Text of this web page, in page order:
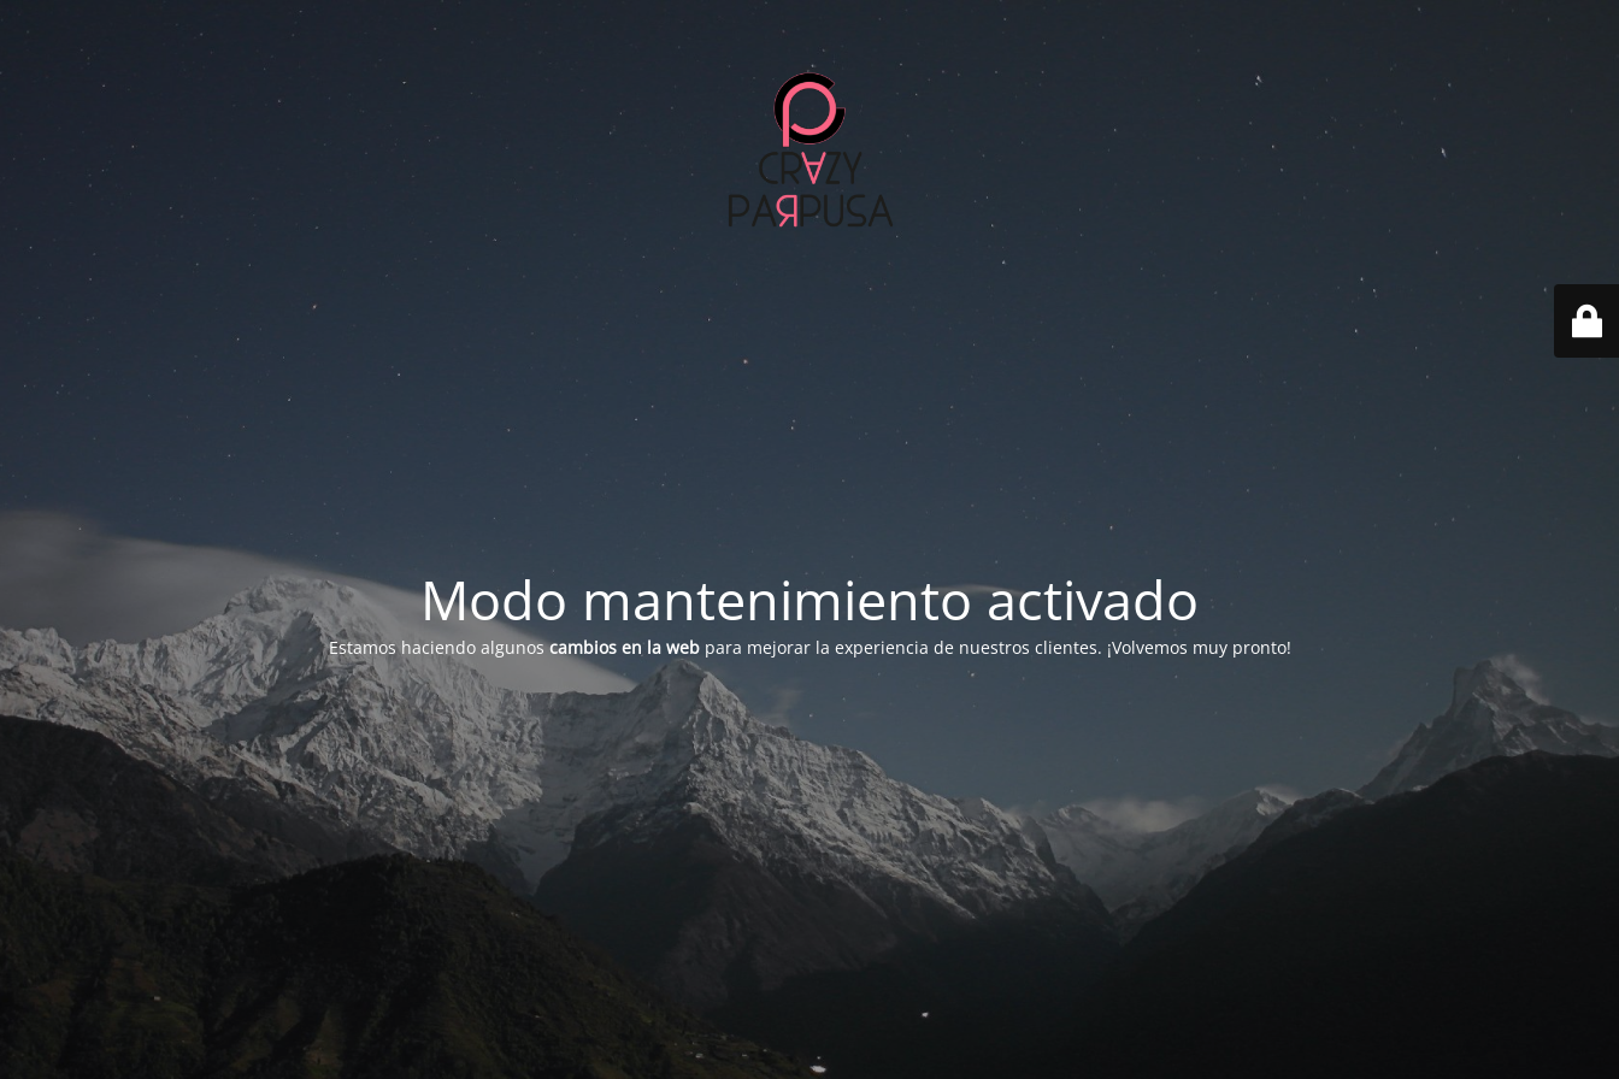
Modo mantenimiento activado
Estamos haciendo algunoscambios en la webpara mejorar la experiencia de nuestros clientes. ¡Volvemos muy pronto!